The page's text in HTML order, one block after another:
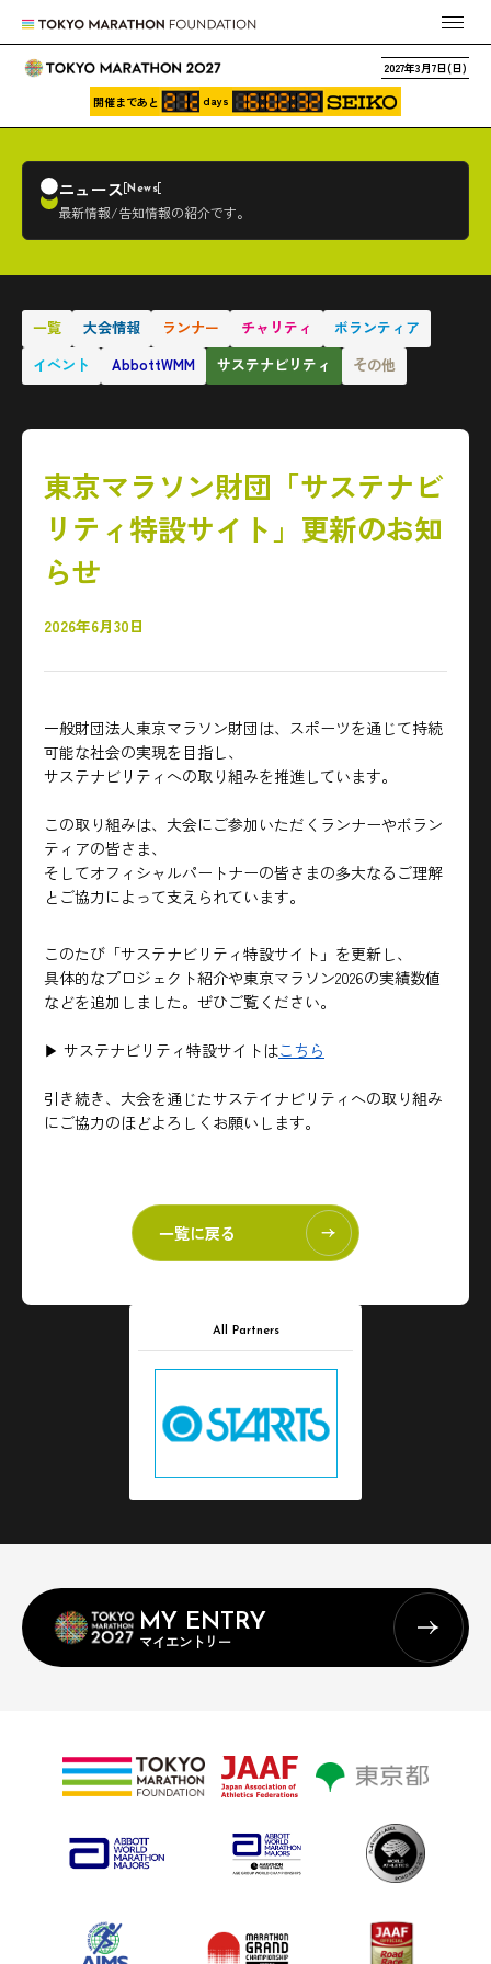
2027年3月7日(日)
開催まであと days
ニュース News
最新情報/告知情報の紹介です。
一覧 大会情報 ランナー チャリティ
ボランティア
イベント
AbbottWMM サステナビリティ その他
東京マラソン財団「サステナビ
リティ特設サイト」更新のお知
らせ
2026年6月30日
一般財団法人東京マラソン財団は、スポーツを通じて持続
可能な社会の実現を目指し、
サステナビリティへの取り組みを推進しています。
この取り組みは、大会にご参加いただくランナーやボラン
ティアの皆さま、
そしてオフィシャルパートナーの皆さまの多大なるご理解
とご協力によって支えられています。
このたび「サステナビリティ特設サイト」を更新し、
具体的なプロジェクト紹介や東京マラソン2026の実績数値
などを追加しました。ぜひご覧ください。
▶ サステナビリティ特設サイトはこちら
引き続き、大会を通じたサステイナビリティへの取り組み
にご協力のほどよろしくお願いします。
一覧に戻る
All Partners
MY ENTRY
マイエントリー